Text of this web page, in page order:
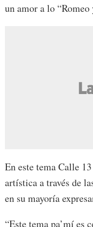
un amor a lo
En este tema Calle
artística a través de
en su mayoría
“Este tema pa’mí es